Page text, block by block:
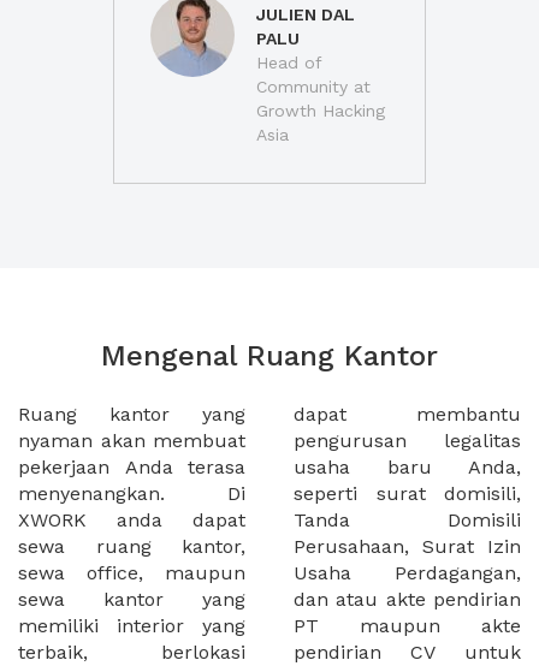
JULIEN DAL
PALU
Head of
Community at
Growth Hacking
Asia
Mengenal Ruang Kantor
Ruang kantor yang
nyaman akan membuat
pekerjaan Anda terasa
menyenangkan. Di
XWORK anda dapat
sewa ruang kantor,
sewa office, maupun
sewa kantor yang
memiliki interior yang
terbaik, berlokasi
dapat membantu
pengurusan legalitas
usaha baru Anda,
seperti surat domisili,
Tanda Domisili
Perusahaan, Surat Izin
Usaha Perdagangan,
dan atau akte pendirian
PT maupun akte
pendirian CV untuk